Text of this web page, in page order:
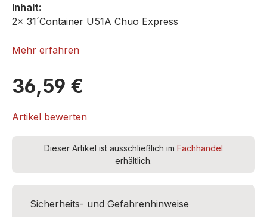
Inhalt:
2x 31´Container U51A Chuo Express
ROKUHAN A102-7
Mehr erfahren
36,59 €
Artikel bewerten
Dieser Artikel ist ausschließlich im Fachhandel
erhältlich.
Sicherheits- und Gefahrenhinweise